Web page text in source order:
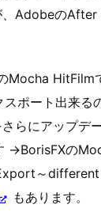
、Adobeの
Mocha HitFilm
ポート出来る
らにアップデ
→BorisFXの
～different
もあります。